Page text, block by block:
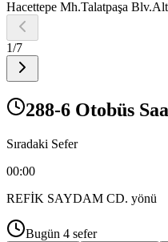
Hacettepe Mh.Talatpaşa
1/7
288-6 Otobüs
Sıradaki Sefer
00:00
REFİK SAYDAM CD. yönü
Bugün 4 sefer